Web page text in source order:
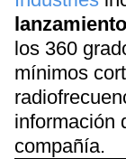
los 360
mínimos
información
compañía.